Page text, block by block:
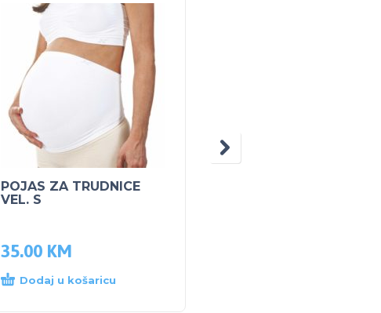
POJAS ZA TRUDNICE
VEL. S
35.00 KM
Dodaj u košaricu